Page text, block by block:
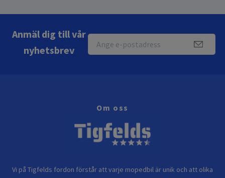
Anmäl dig till vår
nyhetsbrev
Om oss
Vi på Tigfelds fordon förstår att varje mopedbil är unik och att olika